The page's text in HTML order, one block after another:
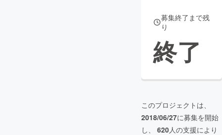
募集終了まで残
り
終了
このプロジェクトは、
2018/06/27に募集を開始
し、 620人の支援により